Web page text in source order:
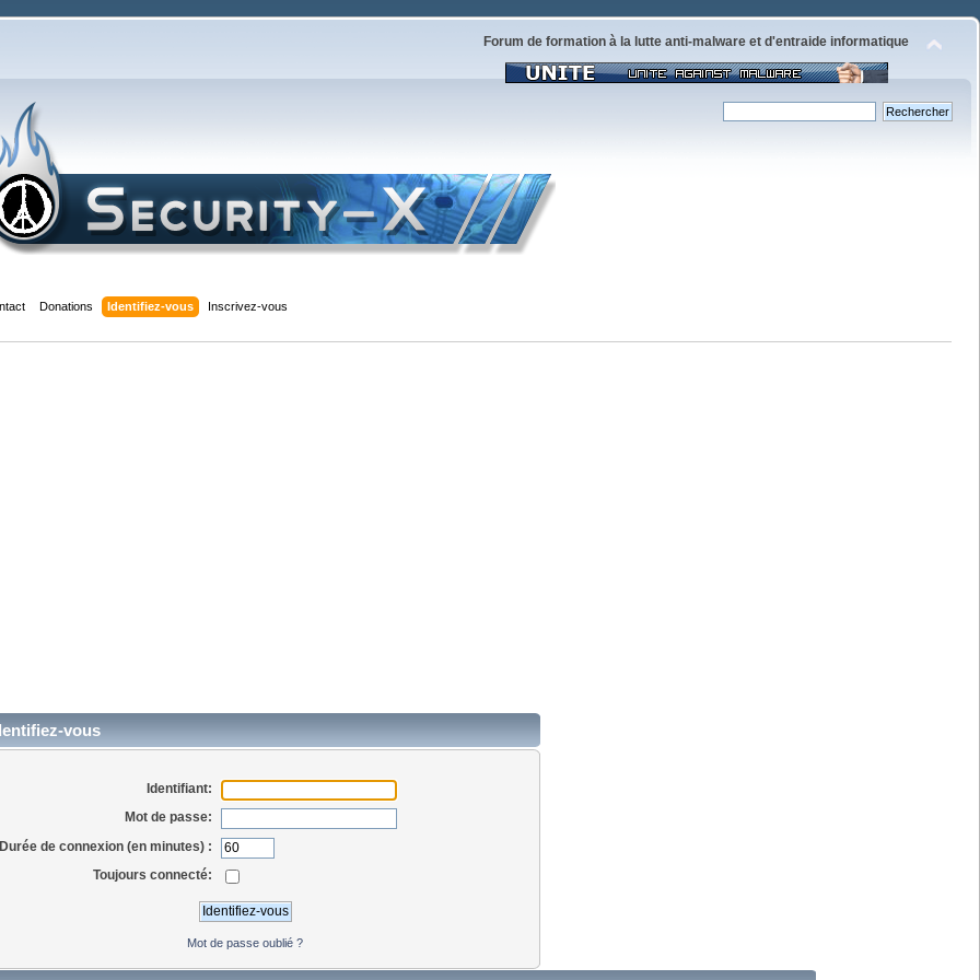
Forum de formation à la lutte anti-malware et d'entraide informatique
Donations Identifiez-vous Inscrivez-vous
vous
Identifiant:
Mot de passe:
Durée de connexion (en minutes) :
Toujours connecté:
Mot de passe oublié ?